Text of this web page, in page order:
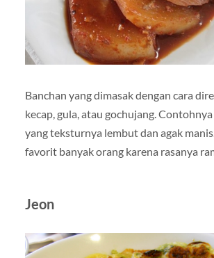
Banchan yang dimasak dengan cara
kecap, gula, atau gochujang.
yang teksturnya lembut dan agak
favorit banyak orang karena rasanya
Jeon